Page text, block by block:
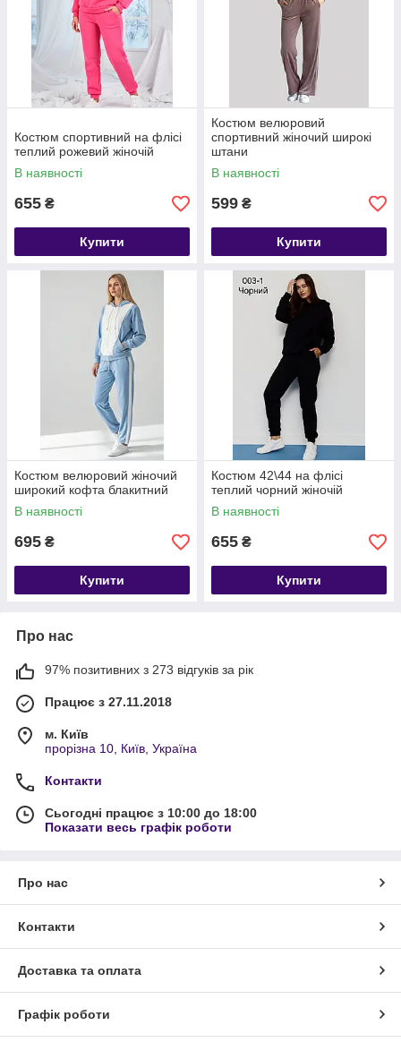
Костюм спортивний на флісі
теплий рожевий жіночій
В наявності
655 ₴
Купити
Костюм велюровий
спортивний жіночий широкі
штани
В наявності
599 ₴
Купити
Костюм велюровий жіночий
широкий кофта блакитний
В наявності
695 ₴
Купити
Костюм 42\44 на флісі
теплий чорний жіночій
В наявності
655 ₴
Купити
Про нас
97% позитивних з 273 відгуків за рік
Працює з 27.11.2018
м. Київ
прорізна 10, Київ, Україна
Контакти
Сьогодні працює з 10:00 до 18:00
Показати весь графік роботи
Про нас
Контакти
Доставка та оплата
Графік роботи